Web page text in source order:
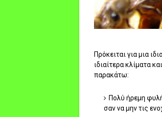
Πρόκειται για μια
ιδιαίτερα κλίματα
παρακάτω:
Πολύ ήρεμη
σαν να μην τις